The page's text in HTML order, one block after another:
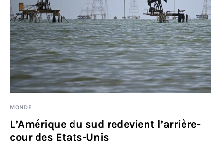
MONDE
L’Amérique du sud redevient l’arrière-
cour des Etats-Unis